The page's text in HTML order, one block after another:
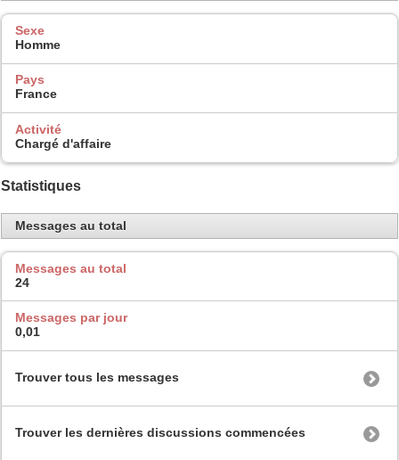
Sexe
Homme
Pays
France
Activité
Chargé d'affaire
Statistiques
Messages au total
Messages au total
24
Messages par jour
0,01
Trouver tous les messages
Trouver les dernières discussions commencées